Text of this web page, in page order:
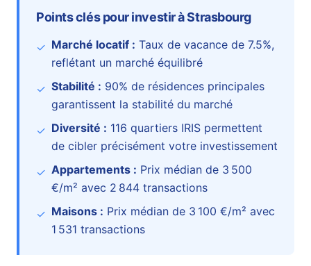
Points clés pour investir àStrasbourg
✓ Marché locatif : Taux de vacance de 7.5%,
reflétant un marché équilibré
✓ Stabilité : 90% de résidences principales
garantissent la stabilité du marché
✓ Diversité : 116 quartiers IRIS permettent
de cibler précisément votre investissement
✓ Appartements : Prix médian de 3 500
€/m² avec 2 844 transactions
✓ Maisons : Prix médian de 3 100 €/m² avec
1 531 transactions